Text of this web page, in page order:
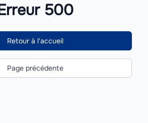
500
Retour à l'accueil
Page précédente